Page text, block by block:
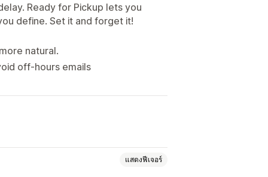
Ready for Pickup lets you
define. Set it and forget it!
natural.
off-hours emails
แสดงฟีเจอร์